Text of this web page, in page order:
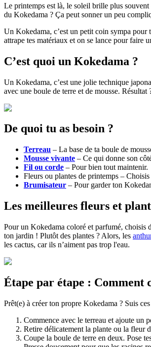
Le printemps est là, le soleil brille plus
du Kokedama ? Ça peut sonner un peu
Un Kokedama, c’est un petit coin sympa
attrape tes matériaux et on se lance pour faire
C’est quoi un Kokedama ?
Un Kokedama, c’est une jolie technique
avec une boule de terre et de mousse.
De quoi tu as besoin ?
Terreau – La base de ta boule de
Mousse vivante – Ce qui donne son
Fil ou corde – Pour bien tout maintenir.
Fleurs ou plantes de printemps –
Brumisateur – Pour garder ton
Les meilleures fleurs et
Pour un Kokedama coloré et parfumé, choisis
ton jardin ! Plutôt des plantes ? Alors, les
les cactus, car ils n’aiment pas trop l'eau.
Étape par étape : Comment
Prêt(e) à créer ton propre Kokedama ? Suis
Commence avec le terreau et ajoute un
Retire délicatement la plante ou la fleur
Coupe la boule de terre en deux. Pose